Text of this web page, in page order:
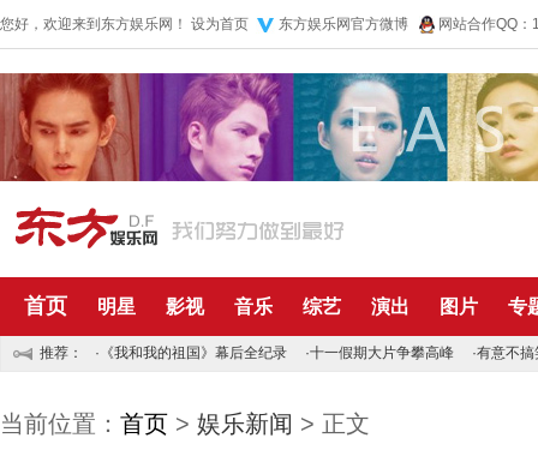
您好，欢迎来到东方娱乐网！ 设为首页 东方娱乐网官方微博 网站合作QQ
首页 明星 影视 音乐 综艺 演出 图片 专
推荐： · 《我和我的祖国》幕后全纪录 ·十一假期大片争攀高峰 ·有意不搞
当前位置： 首页 > 娱乐新闻 > 正文